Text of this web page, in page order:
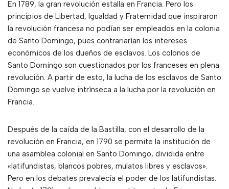
En 1789, la gran revolución estalla en Francia. Pero los
principios de Libertad, Igualdad y Fraternidad que inspiraron
la revolución francesa no podían ser empleados en la colonia
de Santo Domingo, pues contrariarían los intereses
económicos de los dueños de esclavos. Los colonos de
Santo Domingo son cuestionados por los franceses en plena
revolución. A partir de esto, la lucha de los esclavos de Santo
Domingo se vuelve intrínseca a la lucha por la revolución en
Francia.
Después de la caída de la Bastilla, con el desarrollo de la
revolución en Francia, en 1790 se permite la institución de
una asamblea colonial en Santo Domingo, dividida entre
«latifundistas, blancos pobres, mulatos libres y esclavos».
Pero en los debates prevalecía el poder de los latifundistas.